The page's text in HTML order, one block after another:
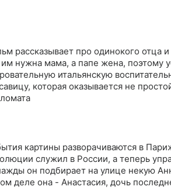
но и опасным
рассказывает про одинокого
им нужна мама, а папе жена, поэтому
итальянскую
которая оказывается не
картины разворачиваются в
служил в России, а теперь
он подбирает на улице некую
деле она - Анастасия, дочь